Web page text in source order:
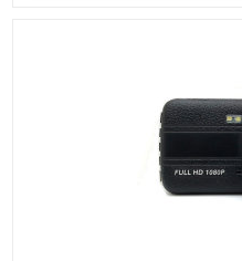
подключается в AV разъем на
питания выносной камеры
огням автомобиля. Таким
передачи включаются задние
активируется камера заднего
заднего вида, экран
переключается на нее.